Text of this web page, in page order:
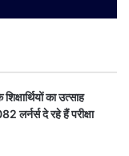
का उत्साह
लर्नर्स दे रहे हैं परीक्षा